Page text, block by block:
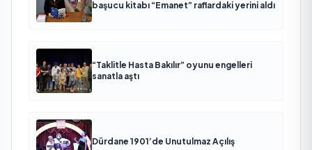
başucu kitabı “Emanet” raflardaki yerini aldı
“Taklitle Hasta Bakılır” oyunu engelleri
sanatla aştı
Dürdane 1901’de Unutulmaz Açılış